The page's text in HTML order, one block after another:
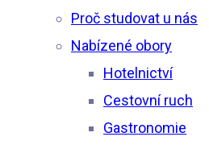
Proč studovat u nás
Nabízené obory
Hotelnictví
Cestovní ruch
Gastronomie